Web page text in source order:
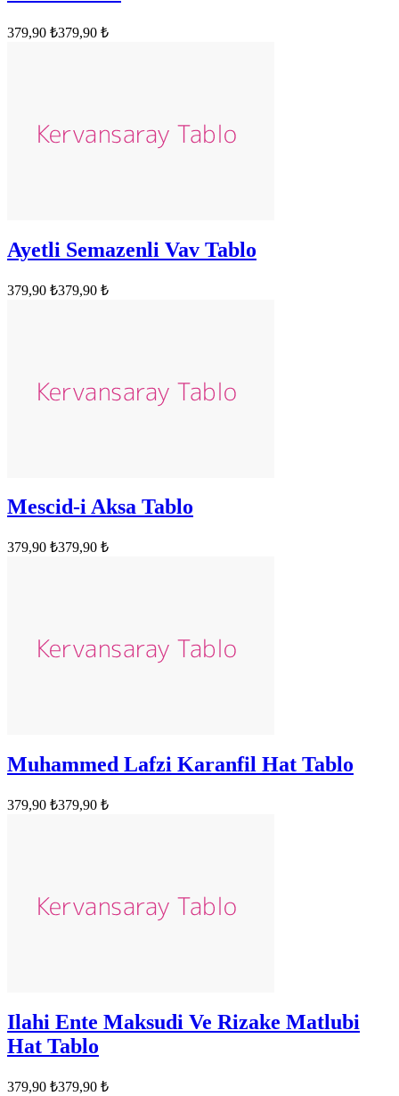
379,90 ₺379,90 ₺
Ayetli Semazenli Vav Tablo
379,90 ₺379,90 ₺
Mescid-i Aksa Tablo
379,90 ₺379,90 ₺
Muhammed Lafzi Karanfil Hat Tablo
379,90 ₺379,90 ₺
Ilahi Ente Maksudi Ve Rizake Matlubi
Hat Tablo
379,90 ₺379,90 ₺